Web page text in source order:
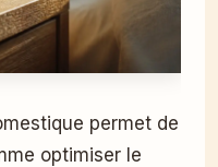
permet de
optimiser le